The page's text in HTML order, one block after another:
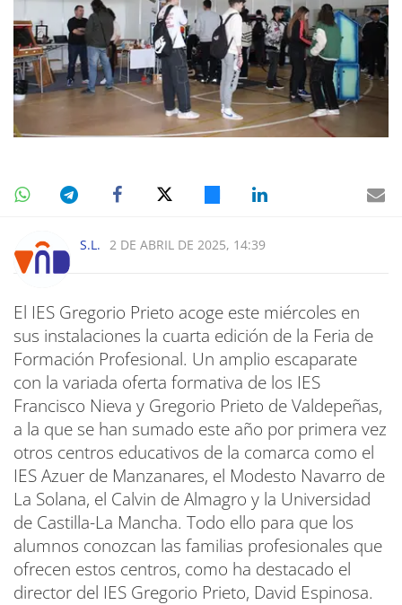
S.L. 2 DE ABRIL DE 2025, 14:39
El IES Gregorio Prieto acoge este miércoles en
sus instalaciones la cuarta edición de la Feria de
Formación Profesional. Un amplio escaparate
con la variada oferta formativa de los IES
Francisco Nieva y Gregorio Prieto de Valdepeñas,
a la que se han sumado este año por primera vez
otros centros educativos de la comarca como el
IES Azuer de Manzanares, el Modesto Navarro de
La Solana, el Calvin de Almagro y la Universidad
de Castilla-La Mancha. Todo ello para que los
alumnos conozcan las familias profesionales que
ofrecen estos centros, como ha destacado el
director del IES Gregorio Prieto, David Espinosa.